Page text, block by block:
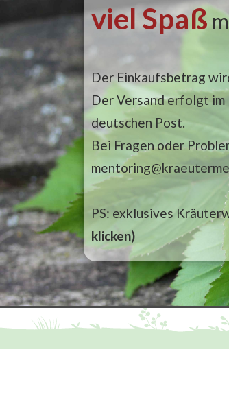
viel Spaß
Der Einkaufsbetrag
Der Versand erfolgt
deutschen Post.
Bei Fragen oder
PS: exklusives
klicken)